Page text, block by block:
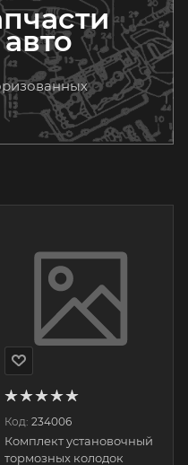
Код: 234006
Комплект установочный
тормозных колодок